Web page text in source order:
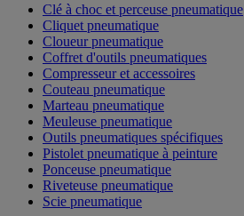
Clé à choc et perceuse pneumatique
Cliquet pneumatique
Cloueur pneumatique
Coffret d'outils pneumatiques
Compresseur et accessoires
Couteau pneumatique
Marteau pneumatique
Meuleuse pneumatique
Outils pneumatiques spécifiques
Pistolet pneumatique à peinture
Ponceuse pneumatique
Riveteuse pneumatique
Scie pneumatique